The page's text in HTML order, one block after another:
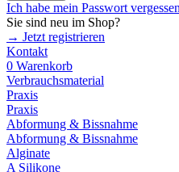
Ich habe mein Passwort vergessen
Sie sind neu im Shop?
→ Jetzt registrieren
Kontakt
0 Warenkorb
Verbrauchsmaterial
Praxis
Praxis
Abformung & Bissnahme
Abformung & Bissnahme
Alginate
A Silikone